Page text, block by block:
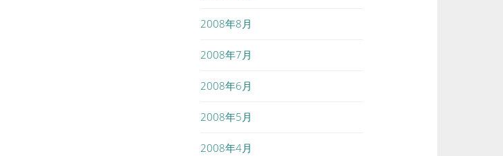
2008年8月
2008年7月
2008年6月
2008年5月
2008年4月